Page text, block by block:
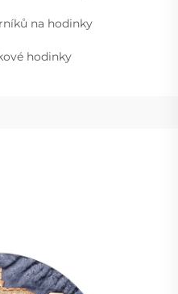
na hodinky
hodinky